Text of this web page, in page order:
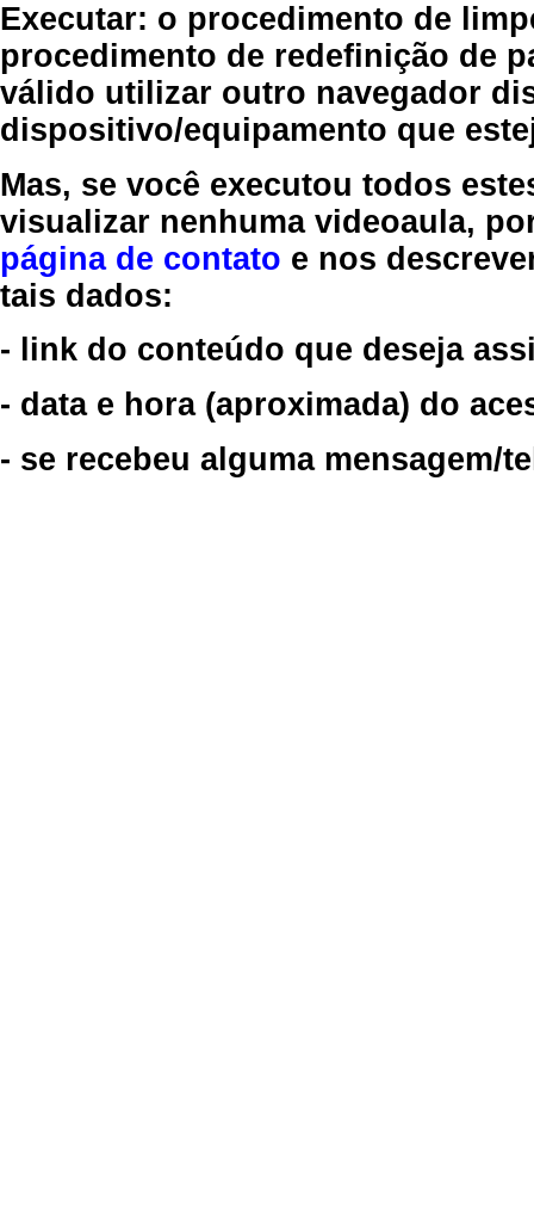
Executar: o procedimento de
procedimento de redefinição de
válido utilizar outro navegador
dispositivo/equipamento que
Mas, se você executou todos
visualizar nenhuma videoaula,
página de contato e nos
tais dados:
- link do conteúdo que deseja
- data e hora (aproximada) do
- se recebeu alguma mensagem/